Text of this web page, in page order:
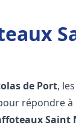
de Port,
répondre
Saint